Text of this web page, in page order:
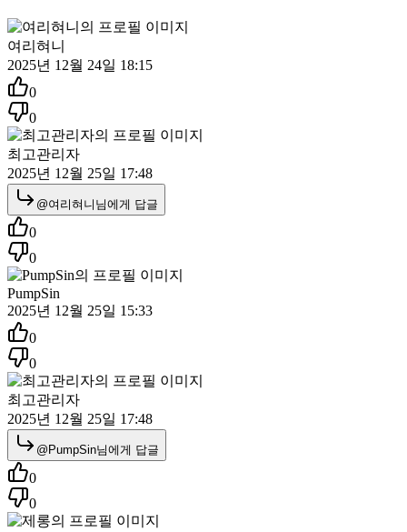
여리혀니
2025년 12월 24일 18:15
0
0
최고관리자
2025년 12월 25일 17:48
@여리혀니 님에게 답글
0
0
PumpSin
2025년 12월 25일 15:33
0
0
최고관리자
2025년 12월 25일 17:48
@ PumpSin님에게 답글
0
0